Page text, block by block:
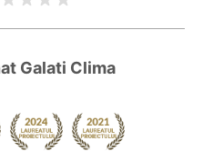
Galati Clima